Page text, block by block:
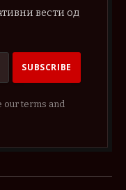
вести од
our terms and